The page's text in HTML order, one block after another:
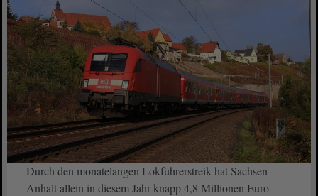
Durch den monatelangen Lokführerstreik hat Sachsen-
Anhalt allein in diesem Jahr knapp 4,8 Millionen Euro